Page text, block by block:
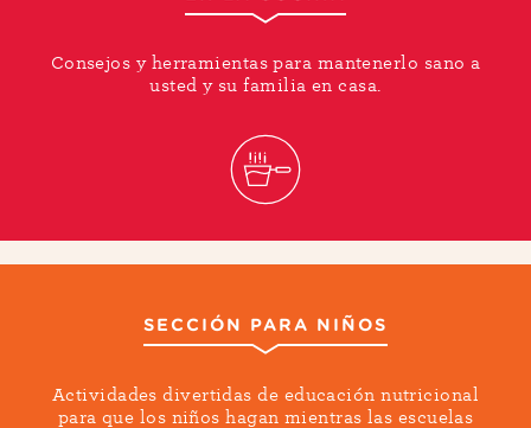
Consejos y herramientas para mantenerlo sano a
usted y su familia en casa.
SECCIÓN PARA NIÑOS
Actividades divertidas de educación nutricional
para que los niños hagan mientras las escuelas